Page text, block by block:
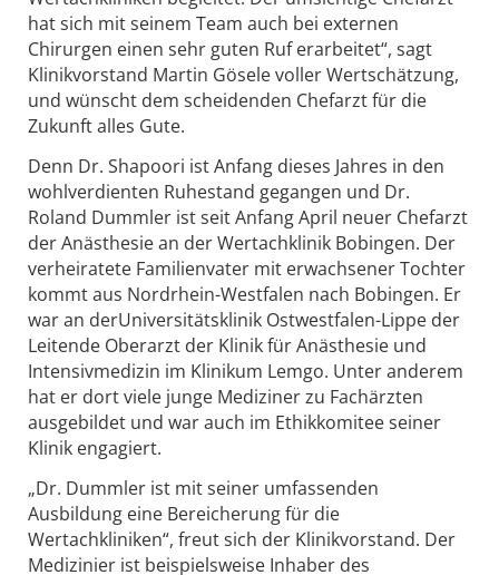
hat sich mit seinem Team auch bei externen
Chirurgen einen sehr guten Ruf erarbeitet“, sagt
Klinikvorstand Martin Gösele voller Wertschätzung,
und wünscht dem scheidenden Chefarzt für die
Zukunft alles Gute.
Denn Dr. Shapoori ist Anfang dieses Jahres in den
wohlverdienten Ruhestand gegangen und Dr.
Roland Dummler ist seit Anfang April neuer Chefarzt
der Anästhesie an der Wertachklinik Bobingen. Der
verheiratete Familienvater mit erwachsener Tochter
kommt aus Nordrhein-Westfalen nach Bobingen. Er
war an derUniversitätsklinik Ostwestfalen-Lippe der
Leitende Oberarzt der Klinik für Anästhesie und
Intensivmedizin im Klinikum Lemgo. Unter anderem
hat er dort viele junge Mediziner zu Fachärzten
ausgebildet und war auch im Ethikkomitee seiner
Klinik engagiert.
„Dr. Dummler ist mit seiner umfassenden
Ausbildung eine Bereicherung für die
Wertachkliniken“, freut sich der Klinikvorstand. Der
Medizinier ist beispielsweise Inhaber des